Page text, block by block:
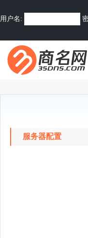
用户名:
服务器配置